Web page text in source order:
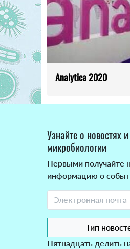
Analytica 2020
Узнайте о новостях
микробиологии
Первыми получайте
информацию о
Тип
Пятнадцать делить